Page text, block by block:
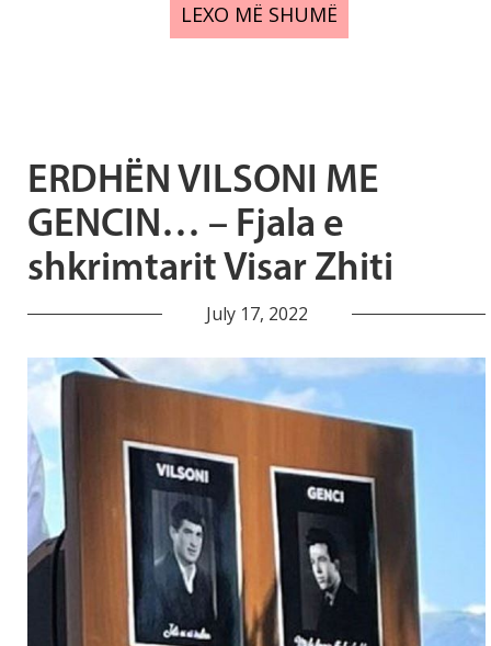
LEXO MË SHUMË
ERDHËN VILSONI ME
GENCIN… – Fjala e
shkrimtarit Visar Zhiti
July 17, 2022